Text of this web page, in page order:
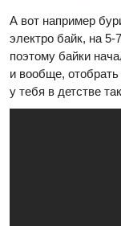
А вот например
электро байк, на 5-
поэтому байки
и вообще,
у тебя в детстве